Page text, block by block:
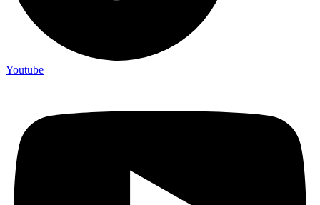
Youtube